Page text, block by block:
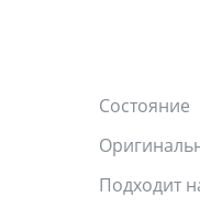
Состояние
Подходит